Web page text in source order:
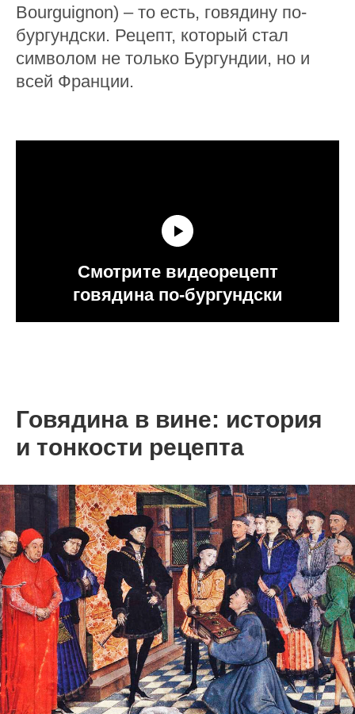
Bourguignon) – то есть, говядину по-
бургундски. Рецепт, который стал
символом не только Бургундии, но и
всей Франции.
Смотрите видеорецепт
говядина по-бургундски
Говядина в вине: история
и тонкости рецепта